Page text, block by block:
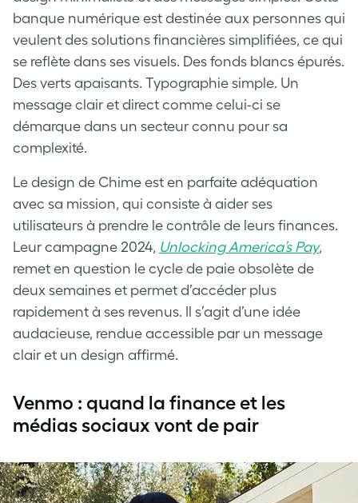
banque numérique est destinée aux personnes qui
veulent des solutions financières simplifiées, ce qui
se reflète dans ses visuels. Des fonds blancs épurés.
Des verts apaisants. Typographie simple. Un
message clair et direct comme celui-ci se
démarque dans un secteur connu pour sa
complexité.
Le design de Chime est en parfaite adéquation
avec sa mission, qui consiste à aider ses
utilisateurs à prendre le contrôle de leurs finances.
Leur campagne 2024, Unlocking America’s Pay,
remet en question le cycle de paie obsolète de
deux semaines et permet d’accéder plus
rapidement à ses revenus. Il s’agit d’une idée
audacieuse, rendue accessible par un message
clair et un design affirmé.
Venmo : quand la finance et les
médias sociaux vont de pair